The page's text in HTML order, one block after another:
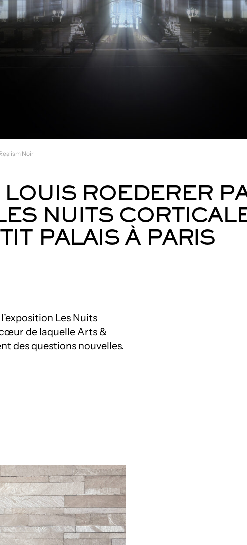
Noir
ROEDERER
NUITS
PALAIS À PARIS
Les Nuits
de laquelle Arts &
des questions nouvelles.